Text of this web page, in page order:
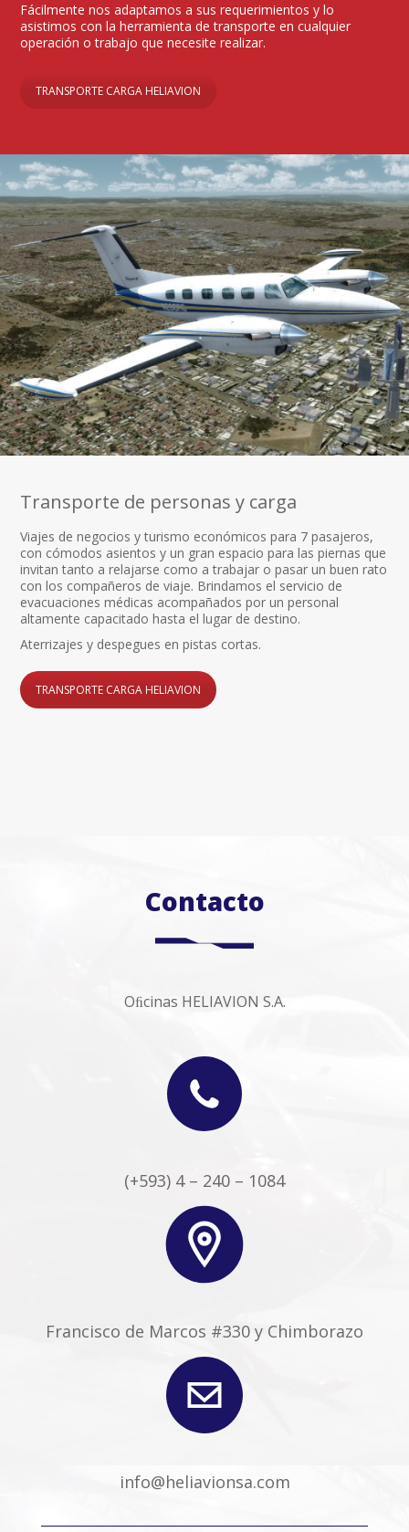
Fácilmente nos adaptamos a sus requerimientos y lo
asistimos con la herramienta de transporte en cualquier
operación o trabajo que necesite realizar.
TRANSPORTE CARGA HELIAVION
Transporte de personas y carga
Viajes de negocios y turismo económicos para 7 pasajeros,
con cómodos asientos y un gran espacio para las piernas que
invitan tanto a relajarse como a trabajar o pasar un buen rato
con los compañeros de viaje. Brindamos el servicio de
evacuaciones médicas acompañados por un personal
altamente capacitado hasta el lugar de destino.
Aterrizajes y despegues en pistas cortas.
TRANSPORTE CARGA HELIAVION
Contacto
Oﬁcinas HELIAVION S.A.
(+593) 4 – 240 – 1084
Francisco de Marcos #330 y Chimborazo
info@heliavionsa.com